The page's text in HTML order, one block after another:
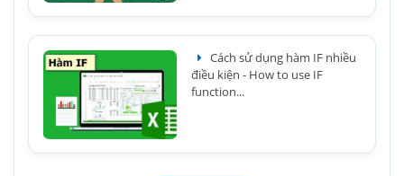
Cách sử dụng hàm IF nhiều
điều kiện - How to use IF
function...